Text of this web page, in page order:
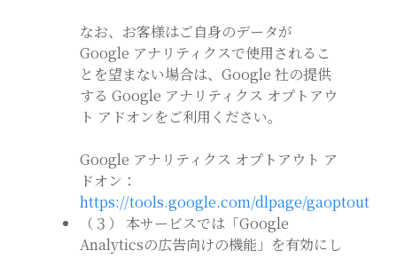
なお、お客様はご自身のデータが
Google アナリティクスで使用されるこ
とを望まない場合は、Google 社の提供
する Google アナリティクス オプトアウ
ト アドオンをご利用ください。
Google アナリティクス オプトアウト ア
ドオン：
https://tools.google.com/dlpage/gaoptout
（３） 本サービスでは「Google
Analyticsの広告向けの機能」を有効にし